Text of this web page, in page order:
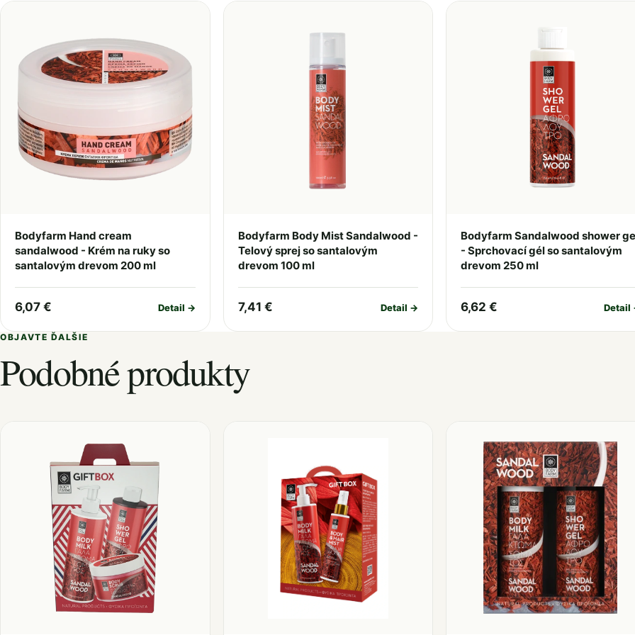
Bodyfarm Hand cream
sandalwood - Krém na ruky so
santalovým drevom 200 ml
6,07 € Detail →
Bodyfarm Body Mist Sandalwood -
Telový sprej so santalovým
drevom 100 ml
7,41 € Detail →
Bodyfarm Sandalwood shower
- Sprchovací gél so santalovým
drevom 250 ml
6,62 € Detail
OBJAVTE ĎALŠIE
Podobné produkty